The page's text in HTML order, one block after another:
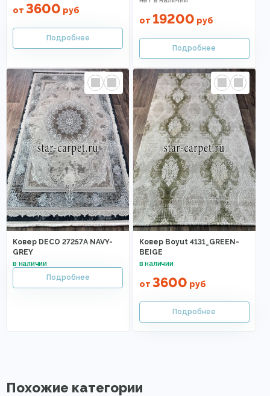
от 3600 руб
от 19200 руб
Ковер DECO 27257A NAVY-
GREY
Ковер Boyut 4131_GREEN-
BEIGE
от 3600 руб
Похожие категории